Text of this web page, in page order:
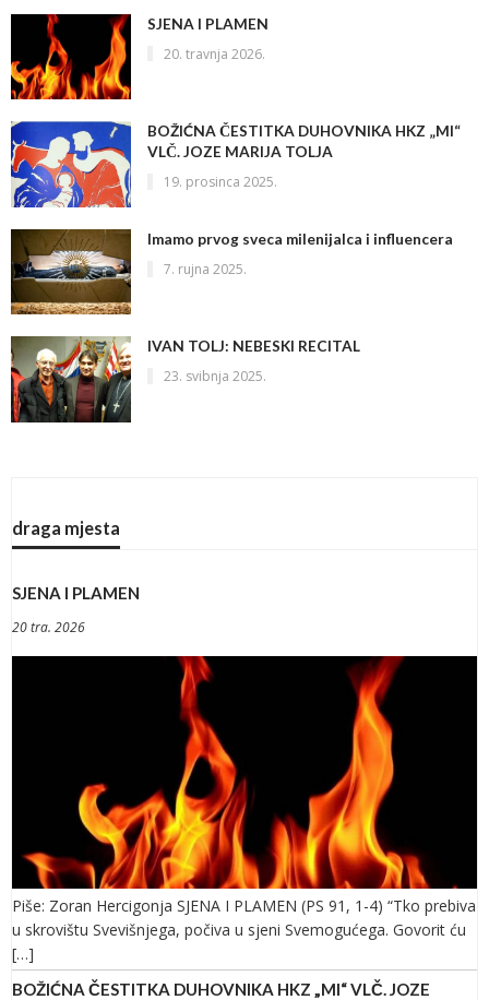
SJENA I PLAMEN
20. travnja 2026.
BOŽIĆNA ČESTITKA DUHOVNIKA HKZ „MI“
VLČ. JOZE MARIJA TOLJA
19. prosinca 2025.
Imamo prvog sveca milenijalca i influencera
7. rujna 2025.
IVAN TOLJ: NEBESKI RECITAL
23. svibnja 2025.
draga mjesta
SJENA I PLAMEN
20 tra. 2026
Piše: Zoran Hercigonja SJENA I PLAMEN (PS 91, 1-4) “Tko prebiva
u skrovištu Svevišnjega, počiva u sjeni Svemogućega. Govorit ću
[…]
BOŽIĆNA ČESTITKA DUHOVNIKA HKZ „MI“ VLČ. JOZE